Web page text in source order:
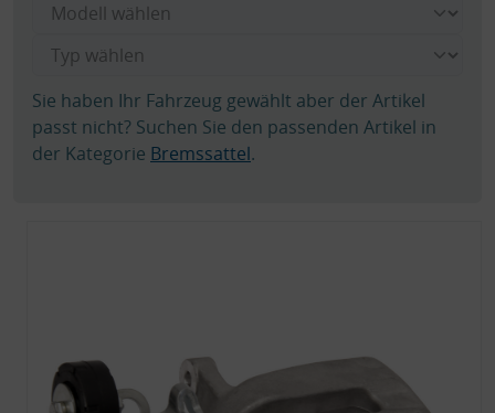
Sie haben Ihr Fahrzeug gewählt aber der Artikel
passt nicht? Suchen Sie den passenden Artikel in
der Kategorie Bremssattel.